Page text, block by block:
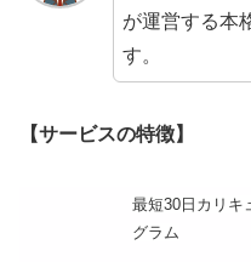
が運営する本
す。
【サービスの特徴】
最短30日カリキ
グラム